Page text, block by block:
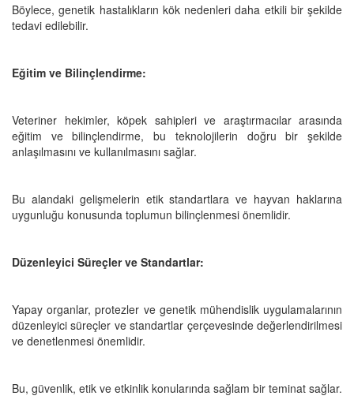
Böylece, genetik hastalıkların kök nedenleri daha etkili bir şekilde
tedavi edilebilir.
Eğitim ve Bilinçlendirme:
Veteriner hekimler, köpek sahipleri ve araştırmacılar arasında
eğitim ve bilinçlendirme, bu teknolojilerin doğru bir şekilde
anlaşılmasını ve kullanılmasını sağlar.
Bu alandaki gelişmelerin etik standartlara ve hayvan haklarına
uygunluğu konusunda toplumun bilinçlenmesi önemlidir.
Düzenleyici Süreçler ve Standartlar:
Yapay organlar, protezler ve genetik mühendislik uygulamalarının
düzenleyici süreçler ve standartlar çerçevesinde değerlendirilmesi
ve denetlenmesi önemlidir.
Bu, güvenlik, etik ve etkinlik konularında sağlam bir teminat sağlar.